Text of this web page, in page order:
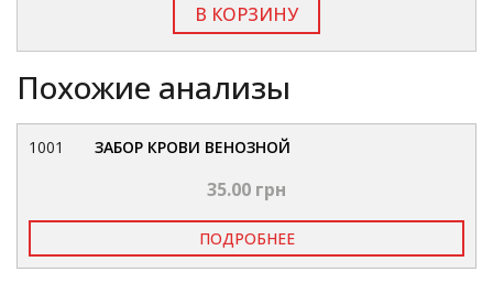
В КОРЗИНУ
Похожие анализы
1001 ЗАБОР КРОВИ ВЕНОЗНОЙ
35.00 грн
ПОДРОБНЕЕ